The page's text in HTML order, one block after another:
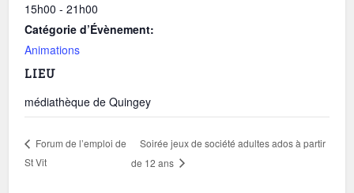
15h00 - 21h00
Catégorie d’Évènement:
Animations
LIEU
médiathèque de Quingey
Forum de l’emploi de
St Vit
Soirée jeux de société adultes ados à partir
de 12 ans